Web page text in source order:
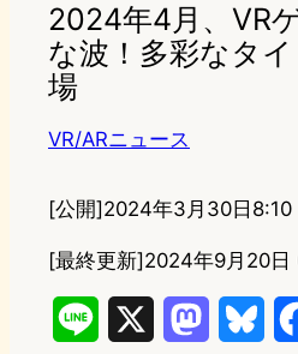
2024年4月、VR
な波！多彩なタ
場
VR/ARニュース
[公開]2024年3月30日8:10
[最終更新]2024年9月20日